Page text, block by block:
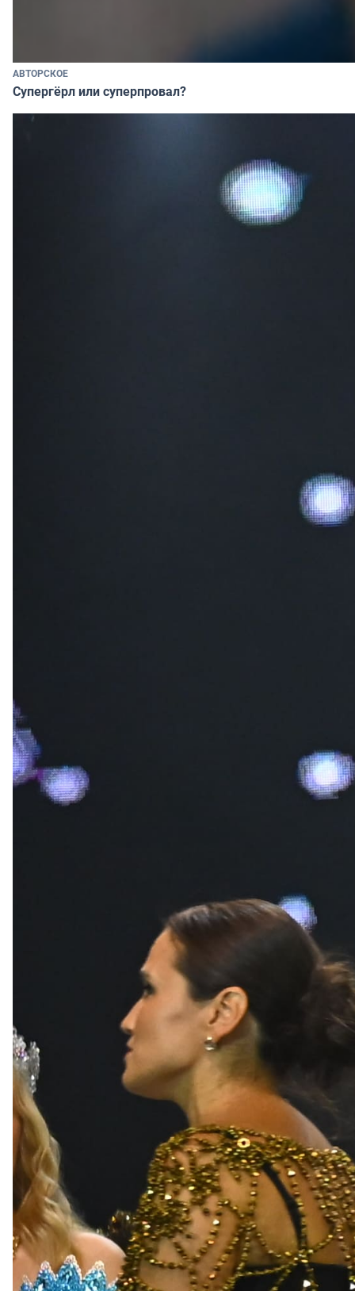
АВТОРСКОЕ
Супергёрл или суперпровал?